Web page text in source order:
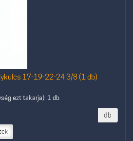
17-19-22-24 3/8 (1 db)
ezt takarja): 1 db
db